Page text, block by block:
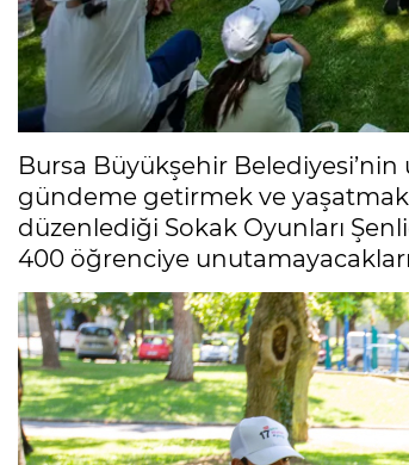
Bursa Büyükşehir
gündeme getirmek ve
düzenlediği Sokak Oyunları
400 öğrenciye